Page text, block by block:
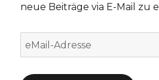
neue Beiträge via E-Mail zu
eMail-
Adresse